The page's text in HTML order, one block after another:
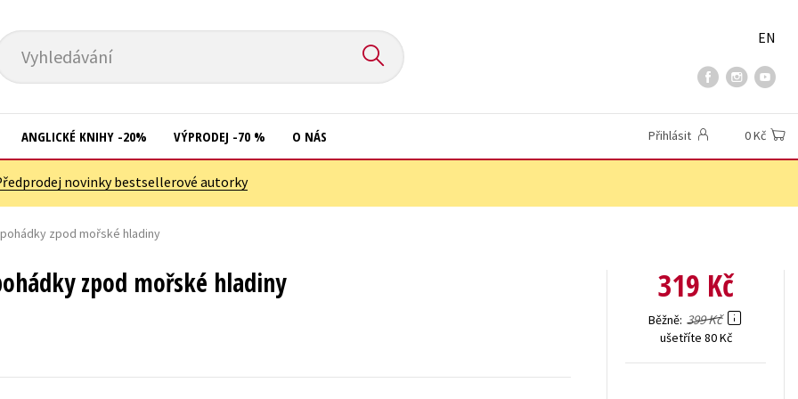
Vyhledávání
EN
Kuchařky
New Adult
Ostatní
Učebnice
ANGLICKÉ KNIHY -20% VÝPRODEJ -70 % O NÁS Přihlásit 0 Kč
novinky bestsellerové autorky
zpod mořské hladiny
zpod mořské hladiny 319 Kč
Běžně 399 Kč
ušetříte 80 Kč